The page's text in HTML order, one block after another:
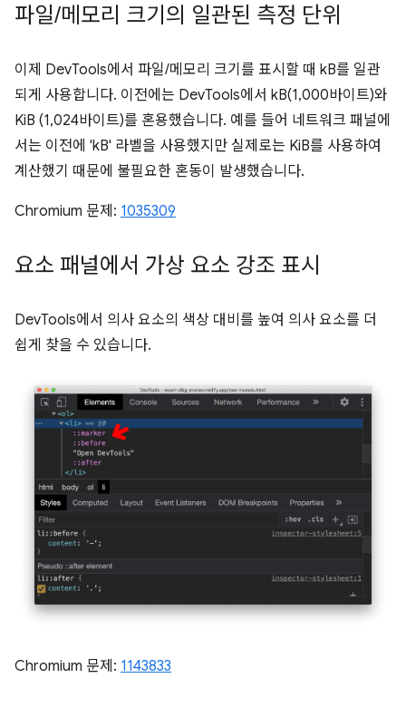
파일/메모리 크기의 일관된 측정 단위
이제 DevTools에서 파일/메모리 크기를 표시할 때 kB를 일관
되게 사용합니다. 이전에는 DevTools에서 kB(1,000바이트)와
KiB (1,024바이트)를 혼용했습니다. 예를 들어 네트워크 패널에
서는 이전에 'kB' 라벨을 사용했지만 실제로는 KiB를 사용하여
계산했기 때문에 불필요한 혼동이 발생했습니다.
Chromium 문제: 1035309
요소 패널에서 가상 요소 강조 표시
DevTools에서 의사 요소의 색상 대비를 높여 의사 요소를 더
쉽게 찾을 수 있습니다.
Chromium 문제: 1143833